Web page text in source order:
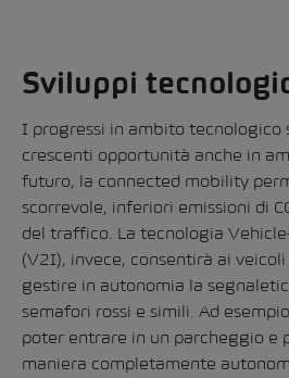
Sviluppi
I progressi in ambito tecnologico
crescenti opportunità anche in
futuro, la connected mobility
scorrevole, inferiori emissioni di
del traffico. La tecnologia
(V2I), invece, consentirà ai
gestire in autonomia la
semafori rossi e simili. Ad
poter entrare in un parcheggio e
maniera completamente